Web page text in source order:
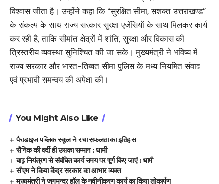
विश्वास जीता है। उन्होंने कहा कि “सुरक्षित सीमा, सशक्त उत्तराखण्ड”
के संकल्प के साथ राज्य सरकार सुरक्षा एजेंसियों के साथ मिलकर कार्य
कर रही है, ताकि सीमांत क्षेत्रों में शांति, सुरक्षा और विकास की
त्रिस्तरीय व्यवस्था सुनिश्चित की जा सके। मुख्यमंत्री ने भविष्य में
राज्य सरकार और भारत-तिब्बत सीमा पुलिस के मध्य नियमित संवाद
एवं प्रभावी समन्वय की अपेक्षा की।
You Might Also Like
पैराडाइज पब्लिक स्कूल ने रचा सफलता का इतिहास
सैनिक की वर्दी ही उसका सम्मान : धामी
बाढ़ नियंत्रण से संबंधित कार्य समय पर पूर्ण किए जाएं : धामी
सीएम ने किया केंद्र सरकार का आभार व्यक्त
मुख्यमंत्री ने जुगमन्दर हॉल के नवीनीकरण कार्य का किया लोकार्पण